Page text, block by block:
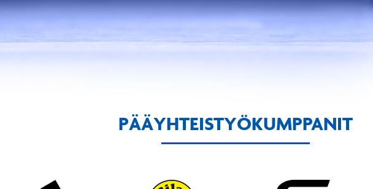
PÄÄYHTEISTYÖKUMPPANIT